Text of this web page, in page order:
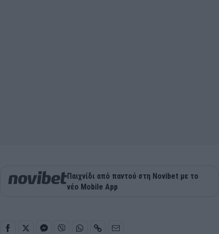
Παιχνίδι από παντού στη Novibet με το
νέο Mobile App